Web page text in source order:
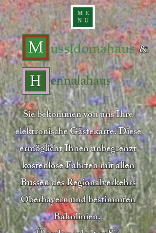
&
ME
NU
Sie bekommen von uns Ihre
elektronische Gästekarte. Diese
ermöglicht Ihnen unbegrenzt
kostenlose Fahrten mit allen
Bussen des Regionalverkehrs
Oberbayern und bestimmten
Bahnlinien.